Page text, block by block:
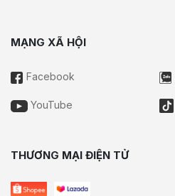
MẠNG XÃ HỘI
Facebook
YouTube
THƯƠNG MẠI ĐIỆN TỬ